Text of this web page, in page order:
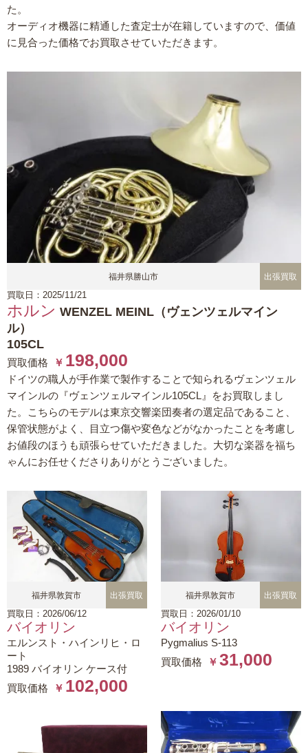
た。
オーディオ機器に精通した査定士が在籍していますので、価値
に見合った価格でお買取させていただきます。
福井県勝山市 出張買取
買取日：2025/11/21
ホルン WENZEL MEINL（ヴェンツェルマイン
ル）
105CL
買取価格 ￥ 198,000
ドイツの職人が手作業で製作することで知られるヴェンツェル
マインルの『ヴェンツェルマインル105CL』をお買取しまし
た。こちらのモデルは東京交響楽団奏者の選定品であること、
保管状態がよく、目立つ傷や変色などがなかったことを考慮し
お値段のほうも頑張らせていただきました。大切な楽器を福ち
ゃんにお任せくださりありがとうございました。
福井県敦賀市 出張買取
買取日：2026/06/12
バイオリン
エルンスト・ハインリヒ・ロ
ート
1989 バイオリン ケース付
買取価格
￥ 102,000
福井県敦賀市 出張買取
買取日：2026/01/10
バイオリン
Pygmalius S-113
買取価格
￥ 31,000